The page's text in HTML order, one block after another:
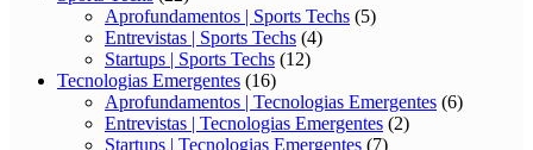
Aprofundamentos | Sports Techs (5)
Entrevistas | Sports Techs (4)
Startups | Sports Techs (12)
Tecnologias Emergentes (16)
Aprofundamentos | Tecnologias Emergentes (6)
Entrevistas | Tecnologias Emergentes (2)
Startups | Tecnologias Emergentes (7)